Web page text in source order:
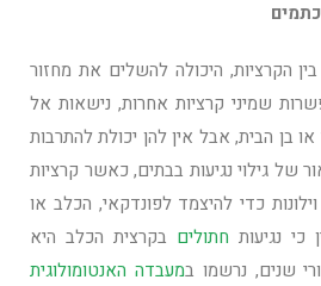
הקרציות, היכולה להשלים את מחזור
שמיני קרציות אחרות, נישאות אל
בן הבית, אבל אין להן יכולת להתרבות
של גילוי נגיעות בבתים, כאשר קרציות
כדי להיצמד לפונדקאי, הכלב או
כי נגיעות חתולים בקרצית הכלב היא
שנים, נרשמו במעבדה האנטומולוגית